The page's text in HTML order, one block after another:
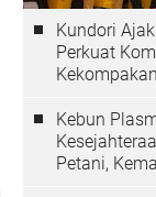
Kundori
Perkuat
Kekompakan
Kebun
Petani,